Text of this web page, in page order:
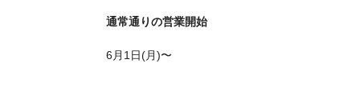
通常通りの営業開始
6月1日(月)〜